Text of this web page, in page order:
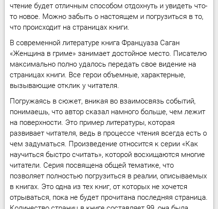
чтение будет отличным способом отдохнуть и увидеть что-
то новое. Можно забыть о настоящем и погрузиться в то,
что происходит на страницах книги.
В современной литературе книга Француаза Саган
«Женщина в гриме» занимает достойное место. Писателю
максимально полно удалось передать свое видение на
страницах книги. Все герои объемные, характерные,
вызывающие отклик у читателя.
Погружаясь в сюжет, вникая во взаимосвязь событий,
понимаешь, что автор сказал намного больше, чем лежит
на поверхности. Это пример литературы, которая
развивает читателя, ведь в процессе чтения всегда есть о
чем задуматься. Произведение относится к серии «Как
научиться быстро считать», которой восхищаются многие
читатели. Серия посвящена общей тематике, что
позволяет полностью погрузиться в реалии, описываемых
в книгах. Это одна из тех книг, от которых не хочется
отрываться, пока не будет прочитана последняя страница.